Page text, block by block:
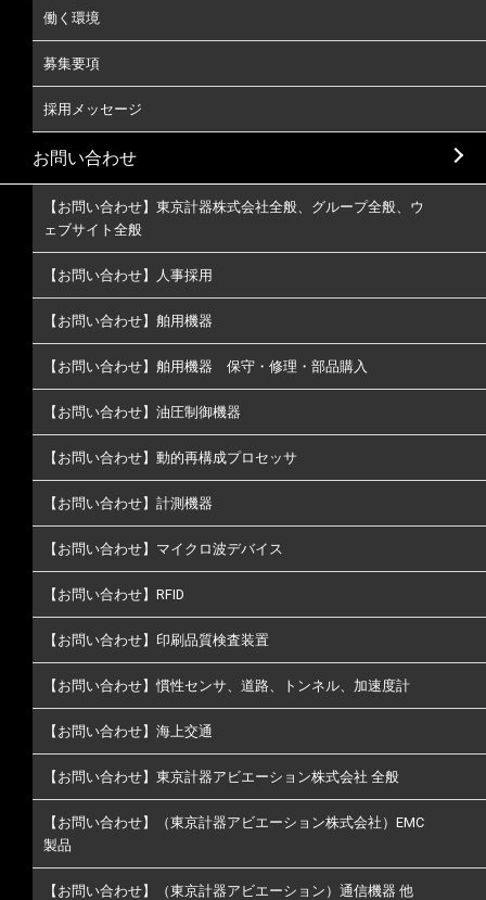
働く環境
募集要項
採用メッセージ
お問い合わせ
【お問い合わせ】東京計器株式会社全般、グループ全般、ウ
ェブサイト全般
【お問い合わせ】人事採用
【お問い合わせ】舶用機器
【お問い合わせ】舶用機器 保守・修理・部品購入
【お問い合わせ】油圧制御機器
【お問い合わせ】動的再構成プロセッサ
【お問い合わせ】計測機器
【お問い合わせ】マイクロ波デバイス
【お問い合わせ】RFID
【お問い合わせ】印刷品質検査装置
【お問い合わせ】慣性センサ、道路、トンネル、加速度計
【お問い合わせ】海上交通
【お問い合わせ】東京計器アビエーション株式会社 全般
【お問い合わせ】（東京計器アビエーション株式会社）EMC
製品
【お問い合わせ】（東京計器アビエーション）通信機器 他